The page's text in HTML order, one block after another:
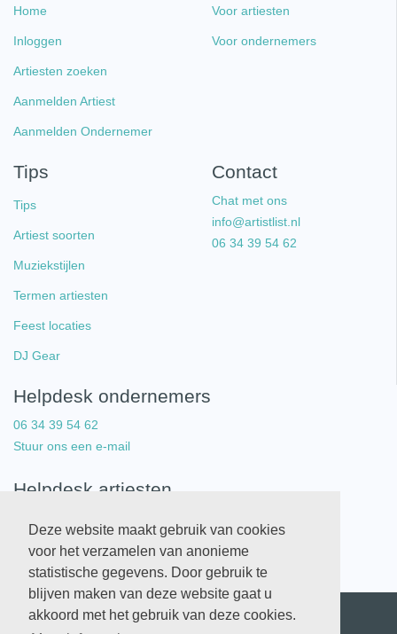
Deze website maakt gebruik van cookies
voor het verzamelen van anonieme
statistische gegevens. Door gebruik te
blijven maken van deze website gaat u
akkoord met het gebruik van deze cookies.
Home
Inloggen
Artiesten zoeken
Aanmelden Artiest
Aanmelden Ondernemer
Voor artiesten
Voor ondernemers
Tips
Tips
Artiest soorten
Muziekstijlen
Termen artiesten
Feest locaties
DJ Gear
Contact
Chat met ons
info@artistlist.nl
06 34 39 54 62
Helpdesk ondernemers
06 34 39 54 62
Stuur ons een e-mail
Helpdesk artiesten
Stuur ons een e-mail
Copyright © 2026 Artistlist. All Rights Reserved.